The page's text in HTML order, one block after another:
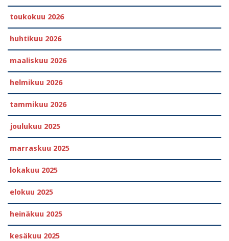
toukokuu 2026
huhtikuu 2026
maaliskuu 2026
helmikuu 2026
tammikuu 2026
joulukuu 2025
marraskuu 2025
lokakuu 2025
elokuu 2025
heinäkuu 2025
kesäkuu 2025